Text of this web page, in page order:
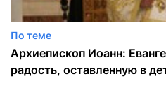
По теме
Архиепископ Иоанн:
радость, оставленную в